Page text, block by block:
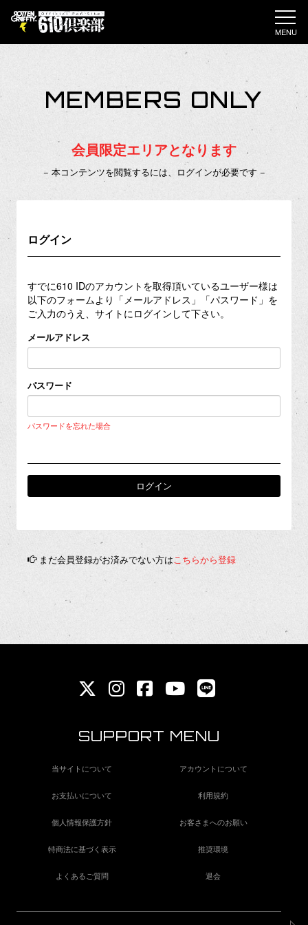
MENU
MEMBERS ONLY
会員限定エリアとなります
− 本コンテンツを閲覧するには、ログインが必要です −
ログイン
すでに610 IDのアカウントを取得頂いているユーザー様は
以下のフォームより「メールアドレス」「パスワード」を
ご入力のうえ、サイトにログインして下さい。
メールアドレス
パスワード
パスワードを忘れた場合
まだ会員登録がお済みでない方はこちらから登録
SUPPORT MENU
当サイトについて アカウントについて
お支払いについて 利用規約
個人情報保護方針 お客さまへのお願い
特商法に基づく表示 推奨環境
よくあるご質問 退会